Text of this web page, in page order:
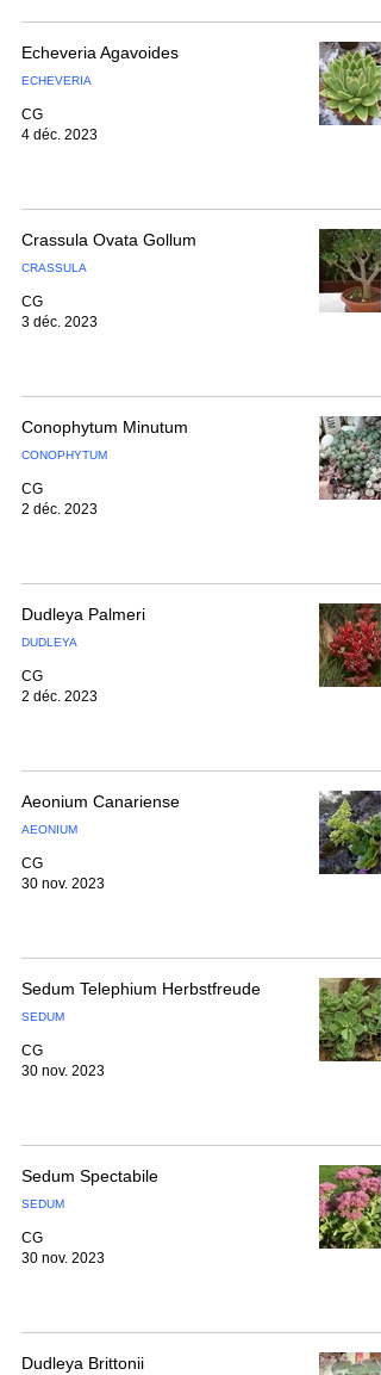
Echeveria Agavoides
ECHEVERIA
CG
4 déc. 2023
Crassula Ovata Gollum
CRASSULA
CG
3 déc. 2023
Conophytum Minutum
CONOPHYTUM
CG
2 déc. 2023
Dudleya Palmeri
DUDLEYA
CG
2 déc. 2023
Aeonium Canariense
AEONIUM
CG
30 nov. 2023
Sedum Telephium Herbstfreude
SEDUM
CG
30 nov. 2023
Sedum Spectabile
SEDUM
CG
30 nov. 2023
Dudleya Brittonii